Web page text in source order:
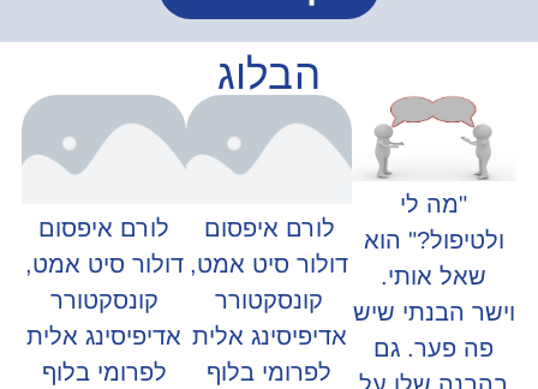
הבלוג
"מה לי
ולטיפול?" הוא
שאל אותי.
וישר הבנתי שיש
פה פער. גם
לורם איפסום
דולור סיט אמט,
קונסקטורר
אדיפיסינג אלית
לפרומי בלוף
לורם איפסום
דולור סיט אמט,
קונסקטורר
אדיפיסינג אלית
לפרומי בלוף